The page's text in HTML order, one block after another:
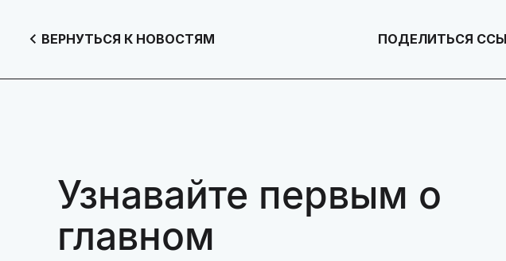
ВЕРНУТЬСЯ К НОВОСТЯМ ПОДЕЛИТЬСЯ
Узнавайте первым о
главном